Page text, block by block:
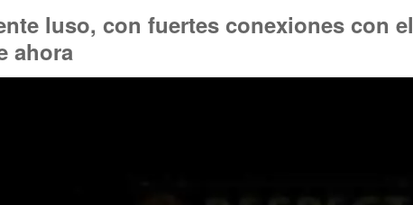
luso, con fuertes conexiones con el
ahora